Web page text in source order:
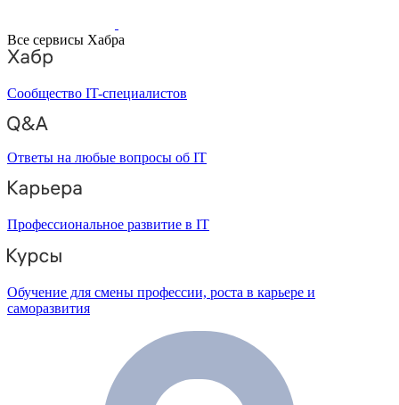
Все сервисы Хабра
Сообщество IT-специалистов
Ответы на любые вопросы об IT
Профессиональное развитие в IT
Обучение для смены профессии, роста в карьере и
саморазвития